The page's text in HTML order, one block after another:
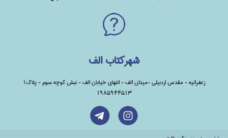
شهرکتاب الف
زعفرانیه - مقدس اردبیلی -میدان الف - انتهای خیابان الف - نبش کوچه سوم - پلاک1
1985944513